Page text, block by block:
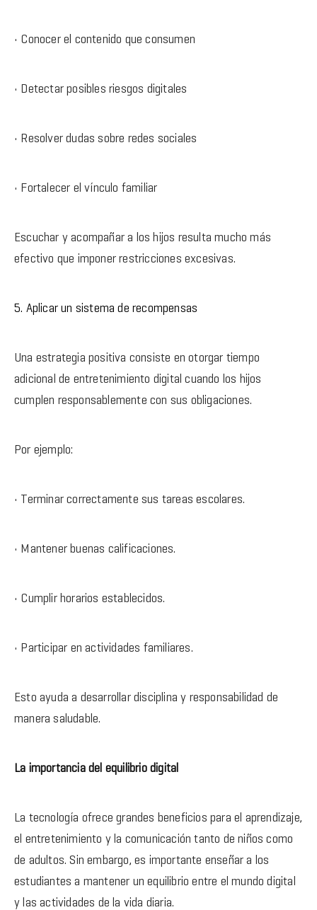
• Conocer el contenido que consumen
• Detectar posibles riesgos digitales
• Resolver dudas sobre redes sociales
• Fortalecer el vínculo familiar
Escuchar y acompañar a los hijos resulta mucho más
efectivo que imponer restricciones excesivas.
5. Aplicar un sistema de recompensas
Una estrategia positiva consiste en otorgar tiempo
adicional de entretenimiento digital cuando los hijos
cumplen responsablemente con sus obligaciones.
Por ejemplo:
• Terminar correctamente sus tareas escolares.
• Mantener buenas calificaciones.
• Cumplir horarios establecidos.
• Participar en actividades familiares.
Esto ayuda a desarrollar disciplina y responsabilidad de
manera saludable.
La importancia del equilibrio digital
La tecnología ofrece grandes beneficios para el aprendizaje,
el entretenimiento y la comunicación tanto de niños como
de adultos. Sin embargo, es importante enseñar a los
estudiantes a mantener un equilibrio entre el mundo digital
y las actividades de la vida diaria.